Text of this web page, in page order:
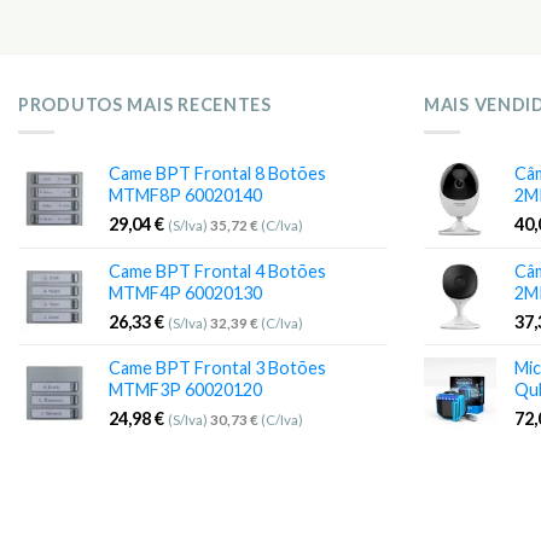
PRODUTOS MAIS RECENTES
Came BPT Frontal 8 Botões
MTMF8P 60020140
29,04€ (S/Iva) 35,72 € (C/Iva)
Came BPT Frontal 4 Botões
MTMF4P 60020130
26,33€ (S/Iva) 32,39 € (C/Iva)
Came BPT Frontal 3 Botões
MTMF3P 60020120
24,98€ (S/Iva) 30,73 € (C/Iva)
MAIS